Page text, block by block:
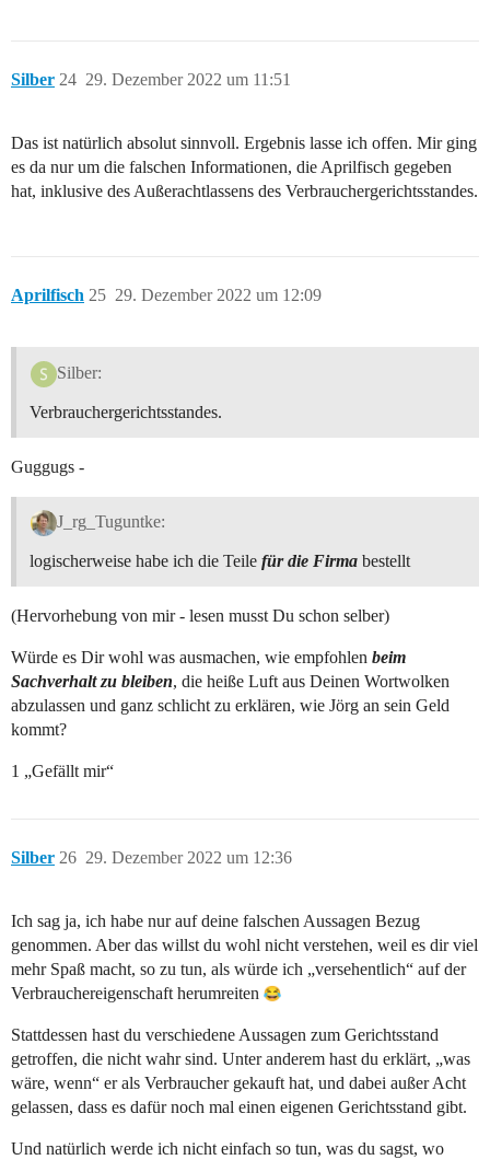
Silber 29. Dezember 2022 um 11:51
24
Das ist natürlich absolut sinnvoll. Ergebnis lasse ich offen. Mir ging
es da nur um die falschen Informationen, die Aprilfisch gegeben
hat, inklusive des Außerachtlassens des Verbrauchergerichtsstandes.
Aprilfisch 29. Dezember 2022 um 12:09
25
Silber:
Verbrauchergerichtsstandes.
Guggugs -
J_rg_Tuguntke:
logischerweise habe ich die Teile für die Firma bestellt
(Hervorhebung von mir - lesen musst Du schon selber)
Würde es Dir wohl was ausmachen, wie empfohlen beim
Sachverhalt zu bleiben, die heiße Luft aus Deinen Wortwolken
abzulassen und ganz schlicht zu erklären, wie Jörg an sein Geld
kommt?
1 „Gefällt mir“
Silber 29. Dezember 2022 um 12:36
26
Ich sag ja, ich habe nur auf deine falschen Aussagen Bezug
genommen. Aber das willst du wohl nicht verstehen, weil es dir viel
mehr Spaß macht, so zu tun, als würde ich „versehentlich“ auf der
Verbrauchereigenschaft herumreiten
Stattdessen hast du verschiedene Aussagen zum Gerichtsstand
getroffen, die nicht wahr sind. Unter anderem hast du erklärt, „was
wäre, wenn“ er als Verbraucher gekauft hat, und dabei außer Acht
gelassen, dass es dafür noch mal einen eigenen Gerichtsstand gibt.
Und natürlich werde ich nicht einfach so tun, was du sagst, wo